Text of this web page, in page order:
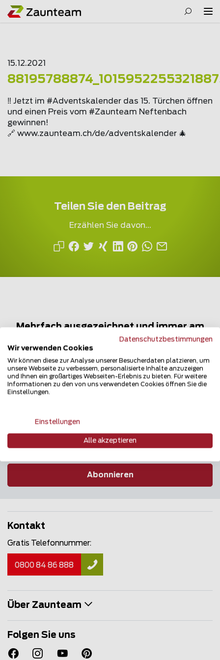
15.12.2021
‼️ Jetzt im #Adventskalender das 15. Türchen öffnen
und einen Preis vom #Zaunteam Neftenbach
gewinnen!
🔗 www.zaunteam.ch/de/adventskalender 🎄
Teilen Sie den Beitrag
Erzählen Sie davon...
Mehrfach ausgezeichnet und immer am
Puls des Marktes
Abonnieren
Kontakt
Gratis Telefonnummer:
0800 84 86 888
Über Zaunteam
Folgen Sie uns
Datenschutzbestimmungen
Wir verwenden Cookies
Wir können diese zur Analyse unserer Besucherdaten platzieren, um
unsere Webseite zu verbessern, personalisierte Inhalte anzuzeigen
und Ihnen ein großartiges Webseiten-Erlebnis zu bieten. Für weitere
Informationen zu den von uns verwendeten Cookies öffnen Sie die
Einstellungen.
Einstellungen
Alle akzeptieren